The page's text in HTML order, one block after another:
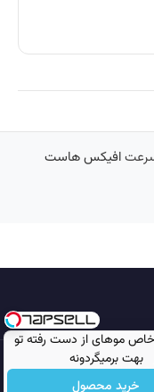
خاص موهای از دست رفته تو
بهت برمیگردونه
خرید محصول
افیکس هاست
مجله نورگرام